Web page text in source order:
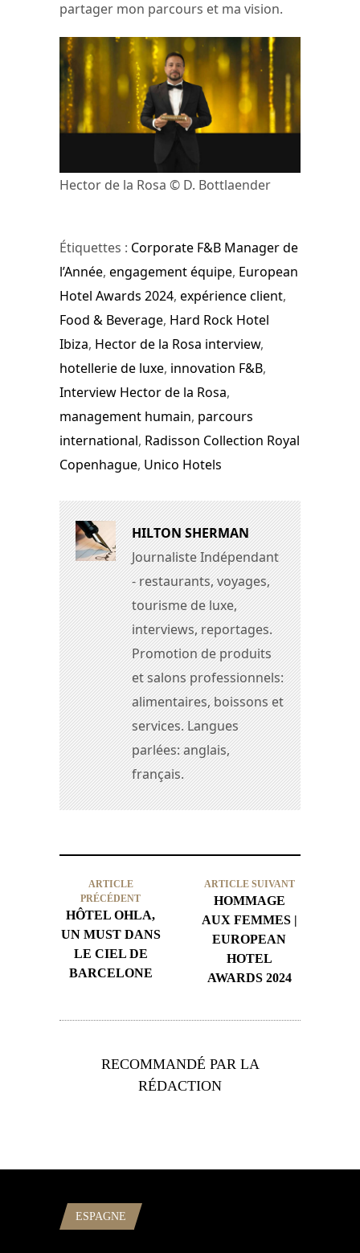
partager mon parcours et ma vision.
Hector de la Rosa © D. Bottlaender
Étiquettes : Corporate F&B Manager de
l’Année, engagement équipe, European
Hotel Awards 2024, expérience client,
Food & Beverage, Hard Rock Hotel
Ibiza, Hector de la Rosa interview,
hotellerie de luxe, innovation F&B,
Interview Hector de la Rosa,
management humain, parcours
international, Radisson Collection Royal
Copenhague, Unico Hotels
HILTON SHERMAN
Journaliste Indépendant
- restaurants, voyages,
tourisme de luxe,
interviews, reportages.
Promotion de produits
et salons professionnels:
alimentaires, boissons et
services. Langues
parlées: anglais,
français.
ARTICLE
PRÉCÉDENT
HÔTEL OHLA,
UN MUST DANS
LE CIEL DE
BARCELONE
ARTICLE SUIVANT
HOMMAGE
AUX FEMMES |
EUROPEAN
HOTEL
AWARDS 2024
RECOMMANDÉ PAR LA
RÉDACTION
ESPAGNE